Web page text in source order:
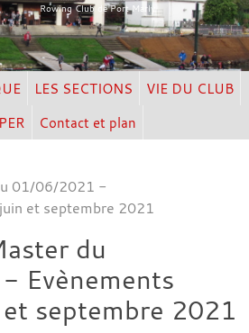
Rowing Club de Port Marly
LES SECTIONS
VIE DU CLUB
Contact et plan
01/06/2021 -
et septembre 2021
du
Evènements
septembre 2021
cookies